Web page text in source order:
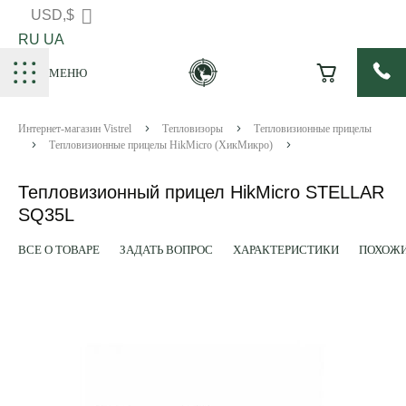
USD,$
RU UA
МЕНЮ
Интернет-магазин Vistrel Тепловизоры
Тепловизионные прицелы
Тепловизионные прицелы HikMicro (ХикМикро)
Тепловизионный прицел HikMicro STELLAR
SQ35L
ВСЕ О ТОВАРЕ ЗАДАТЬ ВОПРОС ХАРАКТЕРИСТИКИ